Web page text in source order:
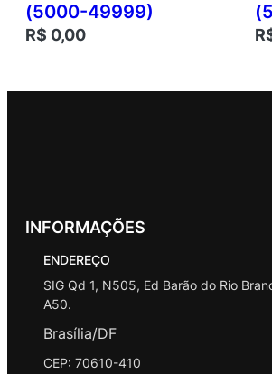
(5000-49999)
R$ 0,00
INFORMAÇÕES
ENDEREÇO
SIG Qd 1, N505, Ed Barão do Rio
A50.
Brasília/DF
CEP: 70610-410